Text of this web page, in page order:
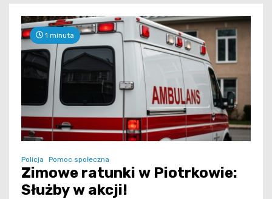
1 minuta
Policja Pomoc społeczna
Zimowe ratunki w Piotrkowie:
Służby w akcji!